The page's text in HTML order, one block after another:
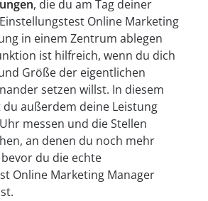
, die du am Tag deiner
Online Marketing
in einem Zentrum ablegen
ist hilfreich, wenn du dich
Größe der eigentlichen
setzen willst. In diesem
außerdem deine Leistung
messen und die Stellen
an denen du noch mehr
du die echte
Online Marketing Manager